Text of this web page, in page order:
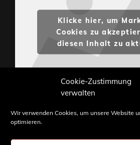
Cookie-Zustimmung
verwalten
Wir verwenden Cookies, um unsere Website
optimieren.
Klicke hier, um
Cookies zu
diesen Inhalt zu
Weiterverwendung nur mit